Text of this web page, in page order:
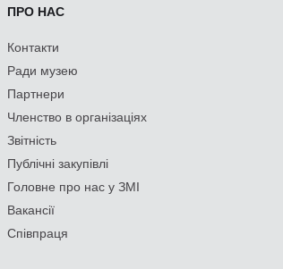
ПРО НАС
Контакти
Ради музею
Партнери
Членство в організаціях
Звітність
Публічні закупівлі
Головне про нас у ЗМІ
Вакансії
Співпраця